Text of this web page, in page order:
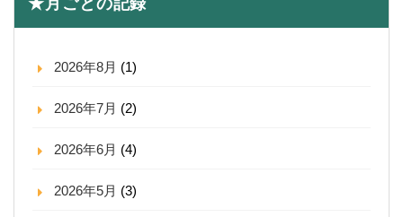
★月ごとの記録
2026年8月 (1)
2026年7月 (2)
2026年6月 (4)
2026年5月 (3)